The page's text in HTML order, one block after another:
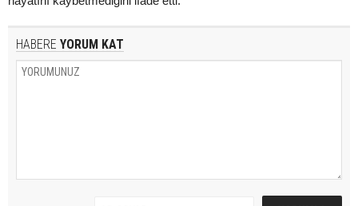
HABERE YORUM KAT